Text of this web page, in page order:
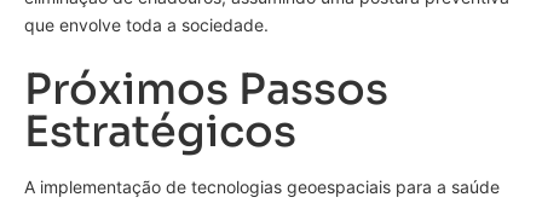
que envolve toda a sociedade.
Próximos Passos
Estratégicos
A implementação de tecnologias geoespaciais para a saúde